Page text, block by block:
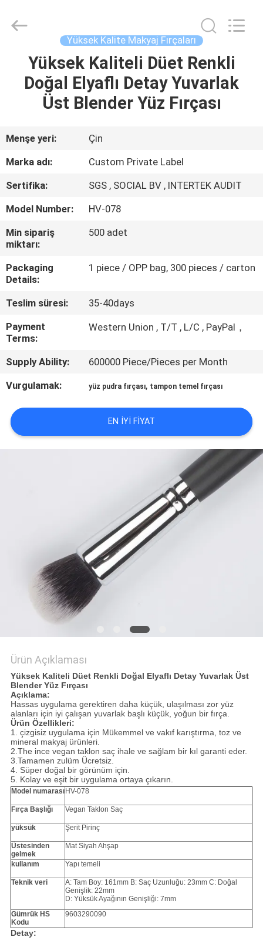
ÜRÜN:%
HAKKIMIZDA
FABRIKA
TURU
KALITE
KONTROL
SITE
HARITASI
PRIVACY
POLICY
Yüksek Kalite Makyaj Fırçaları
Yüksek Kaliteli Düet Renkli
Doğal Elyaflı Detay Yuvarlak
Üst Blender Yüz Fırçası
Menşe yeri:
Çin
Marka adı:
Custom Private Label
Sertifika:
SGS , SOCIAL BV , INTERTEK AUDIT
Model Number:
HV-078
Min sipariş
miktarı:
500 adet
Packaging
Details:
1 piece / OPP bag, 300 pieces / carton
Teslim süresi:
35-40days
Payment
Terms:
Western Union , T/T , L/C , PayPal，
Supply Ability:
600000 Piece/Pieces per Month
Vurgulamak:
yüz pudra fırçası, tampon temel fırçası
EN IYI FIYAT
Ürün Açıklaması
Yüksek Kaliteli Düet Renkli Doğal Elyaflı DetayYuvarlak Üst
Blender Yüz Fırçası
Açıklama:
Hassas uygulama gerektiren daha küçük, ulaşılması zor yüz
alanları için iyi çalışan yuvarlak başlı küçük, yoğun bir fırça.
Ürün Özellikleri:
1. çizgisiz uygulama için Mükemmel ve vakıf karıştırma, toz ve
mineral makyaj ürünleri.
2.The ince vegan taklon saç ihale ve sağlam bir kıl garanti eder.
3.Tamamen zulüm Ücretsiz.
4. Süper doğal bir görünüm için.
5. Kolay ve eşit bir uygulama ortaya çıkarın.
Model numarası HV-078
Fırça Başlığı Vegan Taklon Saç
yüksük Şerit Pirinç
Üstesinden
gelmek
Mat Siyah Ahşap
kullanım Yapı temeli
Teknik veri
A: Tam Boy: 161mm B: Saç Uzunluğu: 23mm C: Doğal
Genişlik: 22mm
D: Yüksük Ayağının Genişliği: 7mm
Gümrük HS
Kodu
9603290090
Detay: